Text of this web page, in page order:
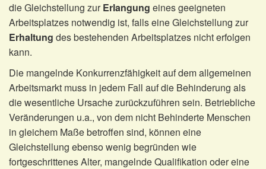
die Gleichstellung zurErlangung eines geeigneten
Arbeitsplatzes notwendig ist, falls eine Gleichstellung zur
Erhaltung des bestehenden Arbeitsplatzes nicht erfolgen
kann.
Die mangelnde Konkurrenzfähigkeit auf dem allgemeinen
Arbeitsmarkt muss in jedem Fall auf die Behinderung als
die wesentliche Ursache zurückzuführen sein. Betriebliche
Veränderungen u.a., von dem nicht Behinderte Menschen
in gleichem Maße betroffen sind, können eine
Gleichstellung ebenso wenig begründen wie
fortgeschrittenes Alter, mangelnde Qualifikation oder eine